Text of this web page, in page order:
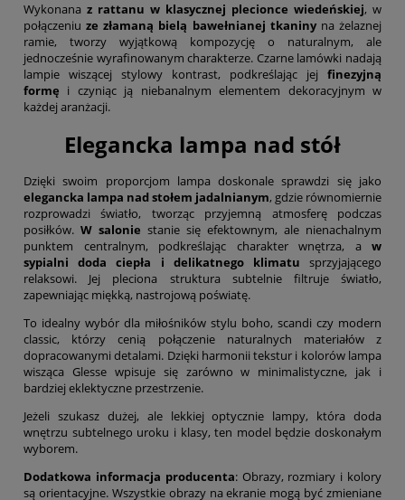
Wykonana z rattanu w klasycznej plecionce wiedeńskiej, w
połączeniuze złamaną bielą bawełnianej tkaninyna żelaznej
ramie, tworzy wyjątkową kompozycję o naturalnym, ale
jednocześnie wyrafinowanym charakterze. Czarne lamówki nadają
lampie wiszącej stylowy kontrast, podkreślając jej finezyjną
formę i czyniąc ją niebanalnym elementem dekoracyjnym w
każdej aranżacji.
Elegancka lampa nad stół
Dzięki swoim proporcjom lampa doskonale sprawdzi się jako
elegancka lampa nad stołem jadalnianym, gdzie równomiernie
rozprowadzi światło, tworząc przyjemną atmosferę podczas
posiłków. W salonie stanie się efektownym, ale nienachalnym
punktem centralnym, podkreślając charakter wnętrza, a w
sypialni doda ciepła i delikatnego klimatu sprzyjającego
relaksowi. Jej pleciona struktura subtelnie filtruje światło,
zapewniając miękką, nastrojową poświatę.
To idealny wybór dla miłośników stylu boho, scandi czy modern
classic, którzy cenią połączenie naturalnych materiałów z
dopracowanymi detalami. Dzięki harmonii tekstur i kolorów lampa
wisząca Glesse wpisuje się zarówno w minimalistyczne, jak i
bardziej eklektyczne przestrzenie.
Jeżeli szukasz dużej, ale lekkiej optycznie lampy, która doda
wnętrzu subtelnego uroku i klasy, ten model będzie doskonałym
wyborem.
Dodatkowa informacja producenta: Obrazy, rozmiary i kolory
są orientacyjne. Wszystkie obrazy na ekranie mogą być zmieniane